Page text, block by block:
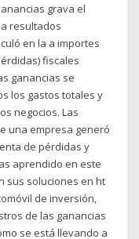
grava el
resultados
en la a importes
fiscales
ganancias se
los gastos totales y
negocios. Las
una empresa generó
de pérdidas y
aprendido en este
sus soluciones en ht
de inversión,
de las ganancias
se está llevando a